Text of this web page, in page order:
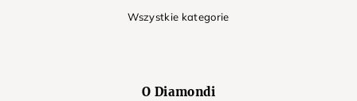
Wszystkie kategorie
O Diamondi